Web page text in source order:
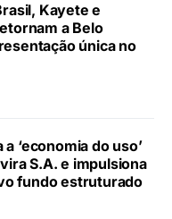
Kayete e
a Belo
única no
‘economia do uso’
S.A. e impulsiona
fundo estruturado